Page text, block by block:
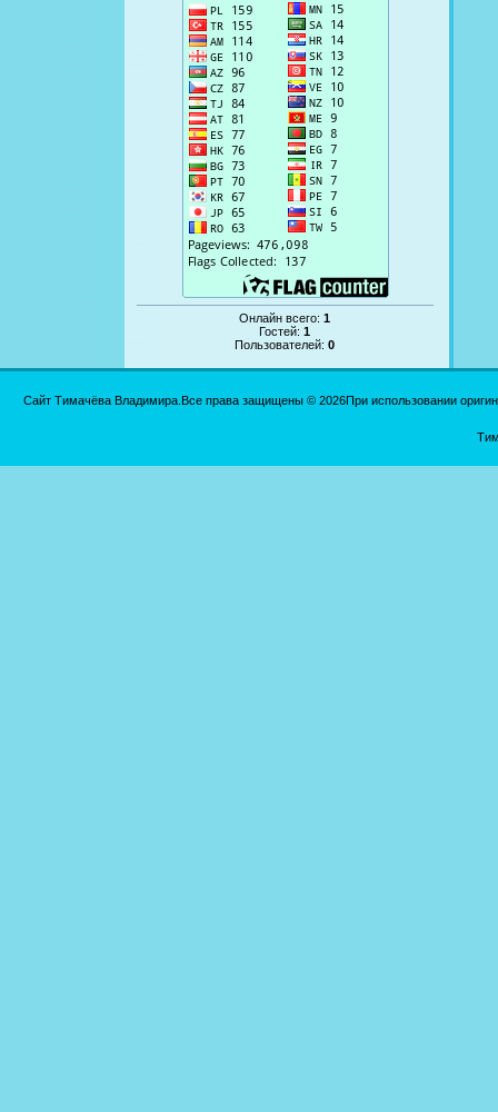
Онлайн всего:1
Гостей:1
Пользователей:0
Сайт Тимачёва Владимира.Все права защищены © 2026При использовании